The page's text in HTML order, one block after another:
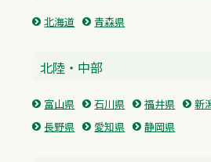
北海道 青森県
北陸・中部
富山県 石川県 福井県 新
長野県
愛知県 静岡県